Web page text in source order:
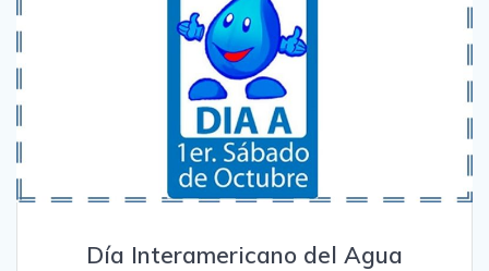
Día Interamericano del Agua